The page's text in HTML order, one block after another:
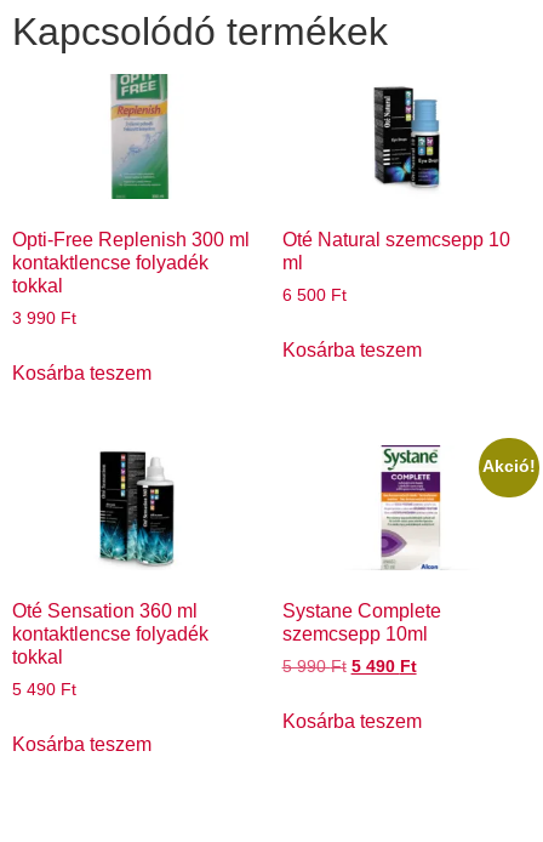
Kapcsolódó termékek
Opti-Free Replenish 300 ml
kontaktlencse folyadék
tokkal
3 990 Ft
Kosárba teszem
Oté Natural szemcsepp 10
ml
6 500 Ft
Kosárba teszem
Oté Sensation 360 ml
kontaktlencse folyadék
tokkal
5 490 Ft
Kosárba teszem
Akció!
Systane Complete
szemcsepp 10ml
5 990Ft 5 490 Ft
Kosárba teszem